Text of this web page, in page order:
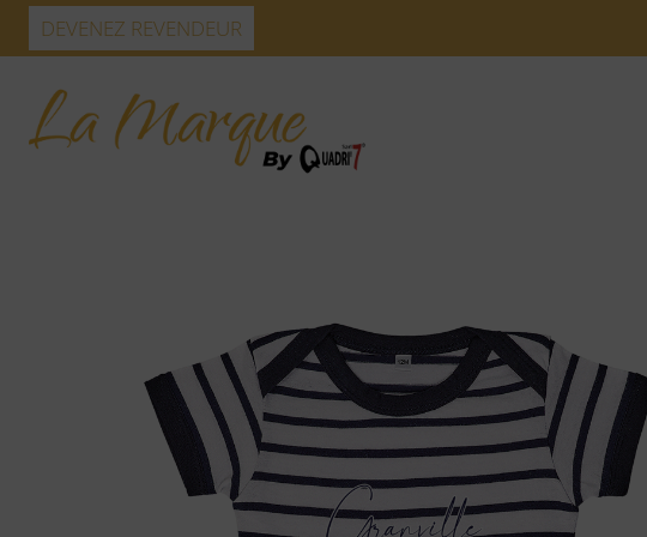
Skip DEVENEZ REVENDEUR